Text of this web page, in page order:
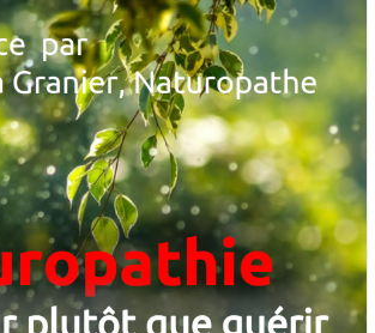
La
Fin
De
Vie
–
Mardi
17
Mai
2022